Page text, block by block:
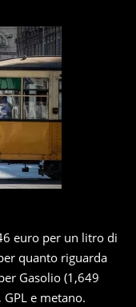
euro per un litro di
quanto riguarda
Gasolio (1,649
e metano.